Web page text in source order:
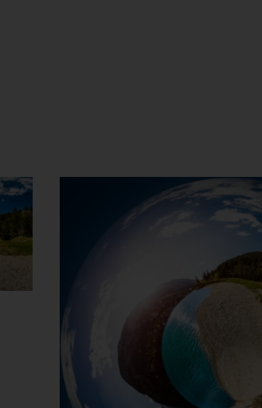
Dieses Produkt weist mehrere Varianten auf. Die Optionen können auf der